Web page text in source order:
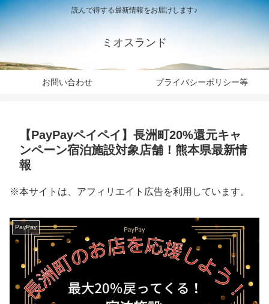
読んで得する最新情報をお届けします♪
ミオスランド
お問い合わせ プライバシーポリシー等
【PayPayペイペイ】長洲町20%還元キャ
ンペーン宿泊施設対象店舗！熊本県最新情
報
※本サイトは、アフィリエイト広告を利用しています。
PayPay